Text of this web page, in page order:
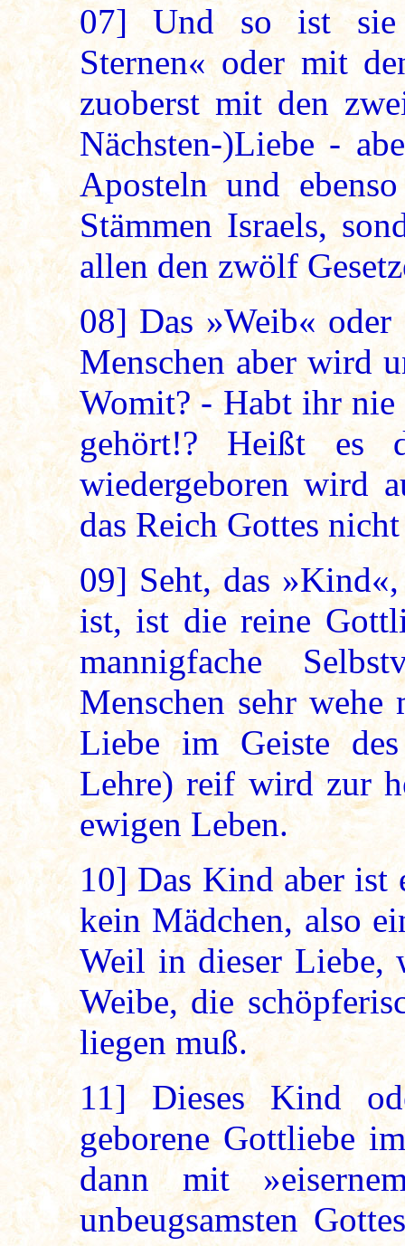
07] Und so ist sie
Sternen« oder mit
zuoberst mit den
Nächsten-)Liebe -
Aposteln und
Stämmen Israels,
allen den zwölf
08] Das »Weib«
Menschen aber wird
Womit? - Habt ihr nie
gehört!? Heißt es
wiedergeboren wird
das Reich Gottes
09] Seht, das
ist, ist die reine
mannigfache
Menschen sehr wehe
Liebe im Geiste
Lehre) reif wird zur
ewigen Leben.
10]Das Kind aber ist
kein Mädchen, also
Weil in dieser Liebe,
Weibe, die
liegen muß.
11]Dieses Kind
geborene Gottliebe
dann mit
unbeugsamsten